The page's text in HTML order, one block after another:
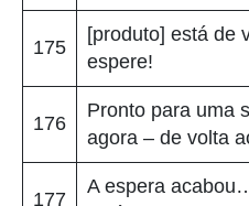
175
[produto] está de
espere!
176
Pronto para uma
agora – de volta
177
A espera